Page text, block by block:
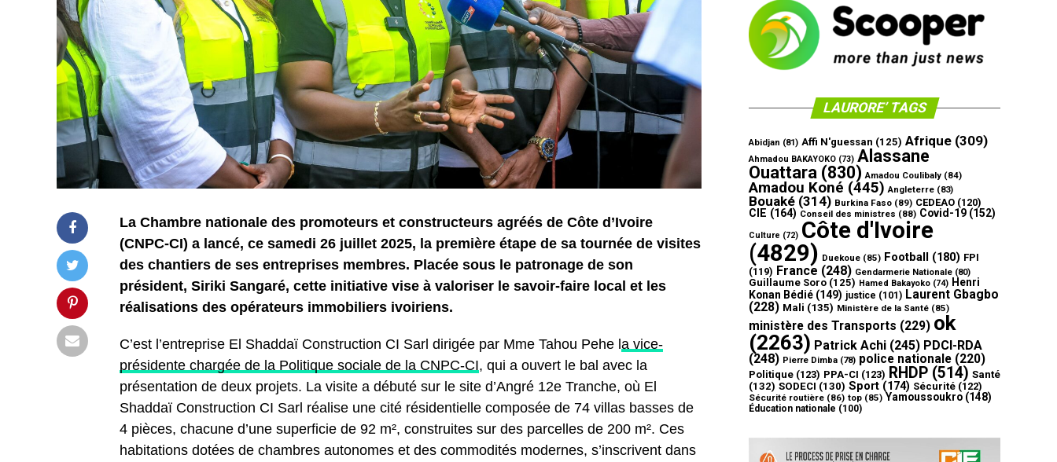
La Chambre nationale des promoteurs et constructeurs agréés de Côte d’Ivoire
(CNPC-CI) a lancé, ce samedi 26 juillet 2025, la première étape de sa tournée de visites
des chantiers de ses entreprises membres. Placée sous le patronage de son
président, Siriki Sangaré, cette initiative vise à valoriser le savoir-faire local et les
réalisations des opérateurs immobiliers ivoiriens.
C’est l’entreprise El Shaddaï Construction CI Sarl dirigée par Mme Tahou Pehe la vice-
présidente chargée de la Politique sociale de la CNPC-CI, qui a ouvert le bal avec la
présentation de deux projets. La visite a débuté sur le site d’Angré 12e Tranche, où El
Shaddaï Construction CI Sarl réalise une cité résidentielle composée de 74 villas basses de
4 pièces, chacune d’une superficie de 92 m², construites sur des parcelles de 200 m². Ces
habitations dotées de chambres autonomes et des commodités modernes, s’inscrivent dans
LAURORE’ TAGS
Abidjan (81) Affi N'guessan (125) Afrique (309)
Ahmadou BAKAYOKO (73) Alassane
Ouattara (830) Amadou Coulibaly (84)
Amadou Koné (445) Angleterre (83)
Bouaké (314) Burkina Faso (89) CEDEAO (120)
CIE (164) Conseil des ministres (88) Covid-19 (152)
Culture (72) Côte d'Ivoire
(4829) Duekoue (85) Football (180) FPI
(119) France (248) Gendarmerie Nationale (80)
Guillaume Soro (125) Hamed Bakayoko (74) Henri
Konan Bédié (149) justice (101) Laurent Gbagbo
(228) Mali (135) Ministère de la Santé (85)
ministère des Transports (229) ok
(2263) Patrick Achi (245) PDCI-RDA
(248) Pierre Dimba (78) police nationale (220)
Politique (123) PPA-CI (123) RHDP (514) Santé
(132) SODECI (130) Sport (174) Sécurité (122)
Sécurité routière (86) top (85) Yamoussoukro (148)
Éducation nationale (100)